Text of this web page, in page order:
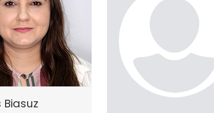
Biasuz